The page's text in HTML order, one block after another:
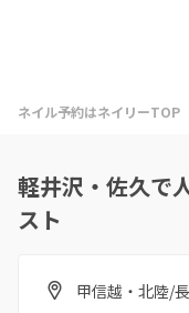
ネイル予約はネイリーTOP
軽井沢・佐久で
スト
甲信越・北陸/